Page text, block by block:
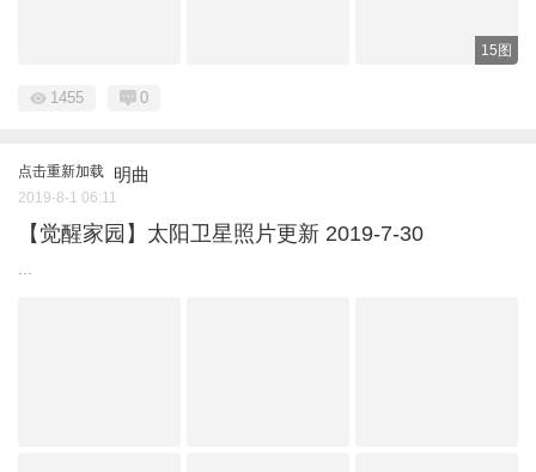
15图
1455 0
点击重新加载 明曲
2019-8-1 06:11
【觉醒家园】太阳卫星照片更新 2019-7-30
...